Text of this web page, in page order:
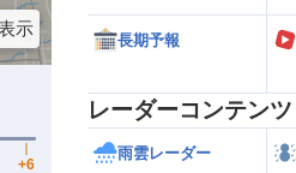
長期予報
レーダーコンテンツ
雨雲レーダー